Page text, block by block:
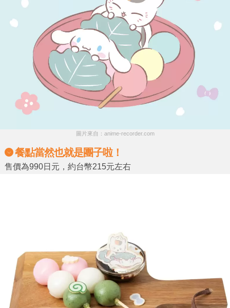
圖片來自：anime-recorder.com
餐點當然也就是團子啦！
售價為990日元，約台幣215元左右